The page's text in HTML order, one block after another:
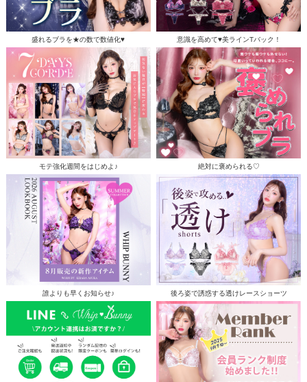
盛れるブラを★の数で数値化♥ 意識を高めて♥美ラインTバック！
モテ強化週間をはじめよ♪ 絶対に褒められる♡
誰よりも早くお知らせ♪ 後ろ姿で誘惑する透けレースショーツ